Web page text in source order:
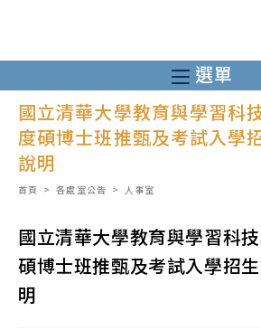
至
主
內
選單
國立清華大學教育與學習科
度碩博士班推甄及考試入學
說明
首頁 > 各處室公告 > 人事室
國立清華大學教育與學習科
碩博士班推甄及考試入學招
明